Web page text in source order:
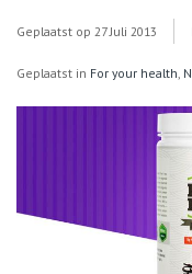
Geplaatst op 27 Juli 2013
Geplaatst in For your health